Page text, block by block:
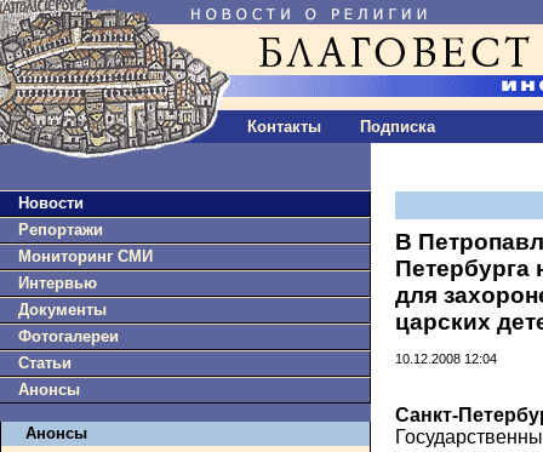
Контакты Подписка
Новости
Репортажи
Мониторинг СМИ
Интервью
Документы
Фотогалереи
Статьи
Анонсы
Анонсы
В
Петербурга
для
царских
10.12.2008 12:04
Санкт-